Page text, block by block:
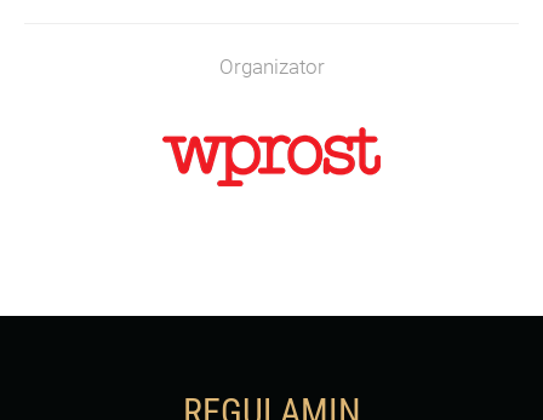
Organizator